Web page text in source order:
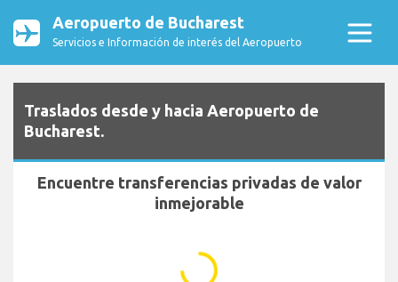
Aeropuerto de Bucharest
Servicios e Información de interés del Aeropuerto
Traslados desde y hacia Aeropuerto de
Bucharest.
Encuentre transferencias privadas de valor
inmejorable